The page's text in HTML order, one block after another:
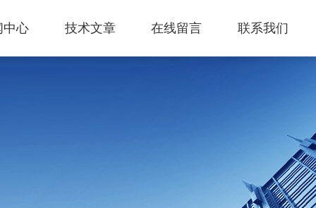
中心 技术文章 在线留言 联系我们